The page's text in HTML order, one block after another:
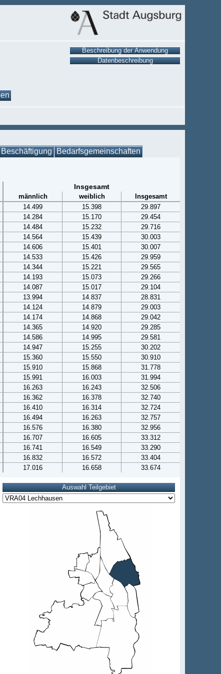
Beschäftigung Bedarfsgemeinschaften
Insgesamt
männlich weiblich
Insgesamt
14.499 15.398
29.897
14.284 15.170
29.454
14.484 15.232
29.716
14.564 15.439
30.003
14.606 15.401
30.007
14.533 15.426
29.959
14.344 15.221
29.565
14.193 15.073
29.266
14.087 15.017
29.104
13.994 14.837
28.831
14.124 14.879
29.003
14.174 14.868
29.042
14.365 14.920
29.285
14.586 14.995
29.581
14.947 15.255
30.202
15.360 15.550
30.910
15.910 15.868
31.778
15.991 16.003
31.994
16.263 16.243
32.506
16.362 16.378
32.740
16.410 16.314
32.724
16.494 16.263
32.757
16.576 16.380
32.956
16.707 16.605
33.312
16.741 16.549
33.290
16.832 16.572
33.404
17.016 16.658 33.674